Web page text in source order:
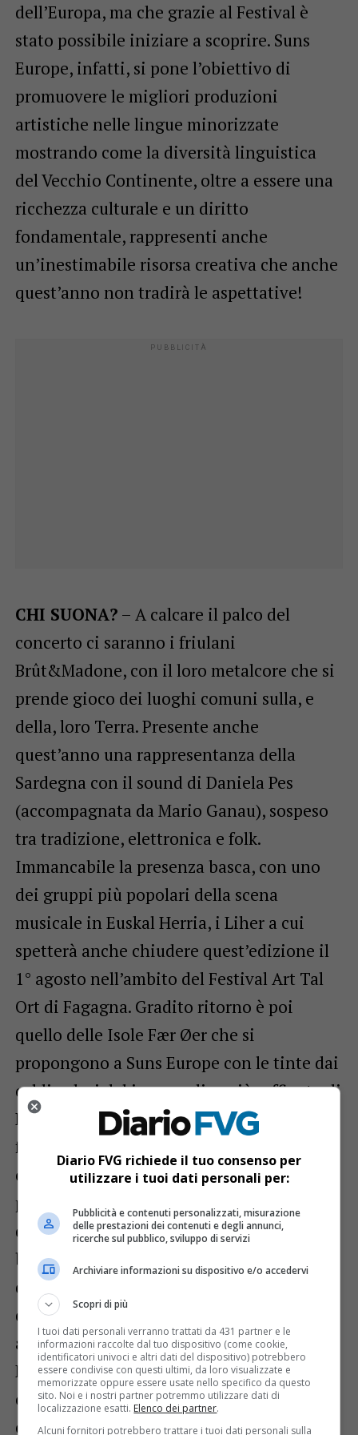
dell’Europa, ma che grazie al Festival è
stato possibile iniziare a scoprire. Suns
Europe, infatti, si pone l’obiettivo di
promuovere le migliori produzioni
artistiche nelle lingue minorizzate
mostrando come la diversità linguistica
del Vecchio Continente, oltre a essere una
ricchezza culturale e un diritto
fondamentale, rappresenti anche
un’inestimabile risorsa creativa che anche
quest’anno non tradirà le aspettative!
CHI SUONA? – A calcare il palco del
concerto ci saranno i friulani
Brût&Madone, con il loro metalcore che si
prende gioco dei luoghi comuni sulla, e
della, loro Terra. Presente anche
quest’anno una rappresentanza della
Sardegna con il sound di Daniela Pes
(accompagnata da Mario Ganau), sospeso
tra tradizione, elettronica e folk.
Immancabile la presenza basca, con uno
dei gruppi più popolari della scena
musicale in Euskal Herria, i Liher a cui
spetterà anche chiudere quest’edizione il
1° agosto nell’ambito del Festival Art Tal
Ort di Fagagna. Gradito ritorno è poi
quello delle Isole Fær Øer che si
propongono a Suns Europe con le tinte dai
caldi colori del jazz nordico più raffinato di
Land of Maybe, al loro debutto solo 6 mesi
fa. Non è l’unico gradito ritorno. Nel 2021
ci sarà anche il Cantone dei Grigioni con il
pop di Ursina e le sue canzoni che parlano
di speranze abbandonate e di quanto sia
bello e inevitabile perdersi in esse. Come
di consueto è in programma anche una
diretta radiofonica della serata dalle 21
alle 23, condotta da Mauro Missana di
Radio Onde Furlane. Anche quest’anno a
causa del perdurare della pandemia, e così
come previsto dalla normativa vigente, i
Diario FVG richiede il tuo consenso per
utilizzare i tuoi dati personali per:
Pubblicità e contenuti personalizzati, misurazione
delle prestazioni dei contenuti e degli annunci,
ricerche sul pubblico, sviluppo di servizi
Archiviare informazioni su dispositivo e/o accedervi
Scopri di più
I tuoi dati personali verranno trattati da 431 partner e le
informazioni raccolte dal tuo dispositivo (come cookie,
identificatori univoci e altri dati del dispositivo) potrebbero
essere condivise con questi ultimi, da loro visualizzate e
memorizzate oppure essere usate nello specifico da questo
sito. Noi e i nostri partner potremmo utilizzare dati di
localizzazione esatti. Elenco dei partner.
Alcuni fornitori potrebbero trattare i tuoi dati personali sulla